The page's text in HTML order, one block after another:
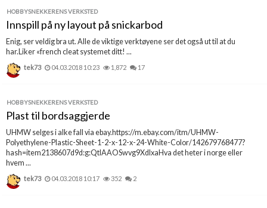
HOBBYSNEKKERENS VERKSTED
Innspill på ny layout på snickarbod
Enig, ser veldig bra ut. Alle de viktige verktøyene ser det også ut til at du
har.Liker «french cleat systemet ditt! ...
tek73 04.03.2018 10:23 1,872 17
HOBBYSNEKKERENS VERKSTED
Plast til bordsaggjerde
UHMW selges i alke fall via ebay.https://m.ebay.com/itm/UHMW-
Polyethylene-Plastic-Sheet-1-2-x-12-x-24-White-Color/142679768477?
hash=item2138607d9d:g:QtIAAOSwvg9XdIxaHva det heter i norge eller
hvem ...
tek73 04.03.2018 10:17 352 2